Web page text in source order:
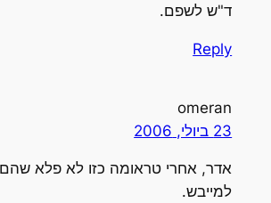
ד"ש לשפם.
Reply
omeran
23 ביולי, 2006
אדר, אחרי טראומה כזו לא פלא שהם
למייבש.